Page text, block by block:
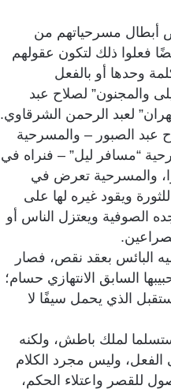
أبطال مسرحياتهم من
فعلوا ذلك لتكون عقولهم
وحدها أو بالفعل
والمجنون” لصلاح عبد
لعبد الرحمن الشرقاوي.
الصبور – والمسرحية
“مسافر ليل” – فنراه في
والمسرحية تعرض في
ويقود غيره لها على
الصوفية ويعتزل الناس أو
البائس بعقد نقص، فصار
السابق الانتهازي حسام؛
الذي يحمل سيفًا لا
لملك باطش، ولكنه
وليس مجرد الكلام
للقصر واعتلاء الحكم،